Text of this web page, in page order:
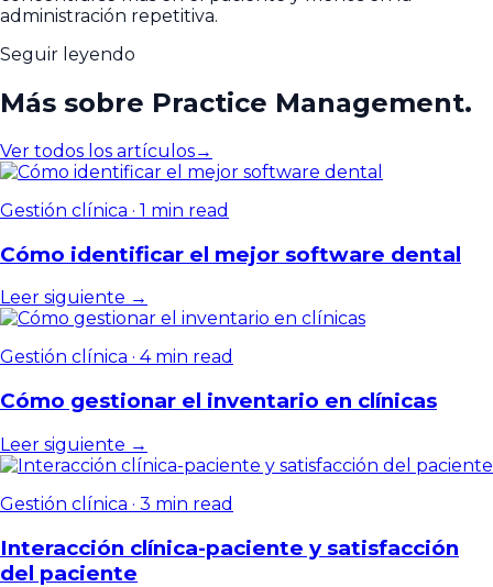
administración repetitiva.
Seguir leyendo
Más sobre Practice Management.
Ver todos los artículos→
Gestión clínica · 1 min read
Cómo identificar el mejor software dental
Leer siguiente →
Gestión clínica · 4 min read
Cómo gestionar el inventario en clínicas
Leer siguiente →
Gestión clínica · 3 min read
Interacción clínica-paciente y satisfacción
del paciente